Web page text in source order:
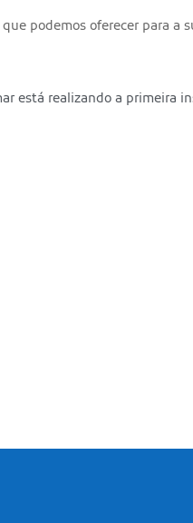
que podemos oferecer para a